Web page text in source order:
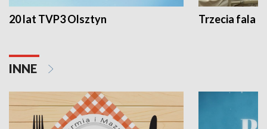
20 lat TVP3 Olsztyn Trzecia fala -
INNE